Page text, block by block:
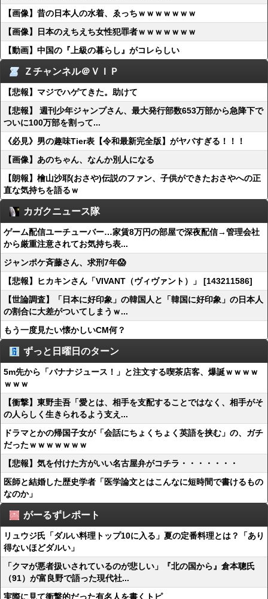
【画像】昔の日本人の水着、ゑっちｗｗｗｗｗｗｗ
【画像】日本のえちえち女性犯罪者ｗｗｗｗｗｗｗ
【動画】中国の『上級の暮らし』がコレらしい
Ｚチャンネル＠ＶＩＰ
【悲報】マジでハゲてきた。助けて
【悲報】 週刊少年ジャンプさん、最大発行部数653万部から急降下で
ついに100万部を割って...
《必見》男の趣味Tier表【令和最新完全版】がヤバすぎる！！！
【画像】あのちゃん、なんか別人になる
【朗報】檜山沙耶(おさや)伝説のファン、子供ができたおさやへの正
直な気持ちを語るｗ
カガクニュース隊
ゲーム配信ユーチューバー…家賃8万円の部屋で深夜配信→管理会社
から厳重注意されてお気持ち表...
ジャンポケ斉藤さん、求刑7年😱
【悲報】ヒカキンさん「VIVANT（ヴィヴァント）」 [143211586]
【世論調査】「日本に好印象」の韓国人と「韓国に好印象」の日本人
の割合に大差がついてしまうｗ...
もう一度見たい懐かしいCM何？
ずっと日曜日のターン
5m先から「バナナジュース！」と注文する喫茶店客、爆誕ｗｗｗｗ
ｗｗｗ
【衝撃】東野圭吾「愛とは、相手を支配することではなく、相手がそ
の人らしく生きられるよう支え...
ドラマとかの帰国子女が「会話にちょくちょく英語を挟む」の、ガチ
だったｗｗｗｗｗｗｗ
【悲報】気を付けた方がいい名古屋弁がコチラ・・・・・・・
医師と結婚した歴史学者「医学論文とはこんなに短時間で書けるもの
なのか」
がーるずレポート
リュウジ氏「ダルい料理トップ10に入る」夏の定番料理とは？「あり
得ないほどダルい」
「クマが悪者扱いされているのが悲しい」『北の国から』倉本聰氏
（91）が富良野で語った現代社...
実際に見て衝撃的だった有名人を書くトピ